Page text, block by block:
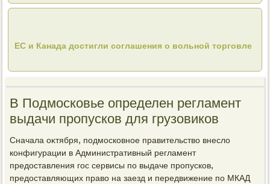
ЕС и Канада достигли соглашения о вольной торговле
В Подмосковье определен регламент
выдачи пропусков для грузовиков
Сначала оκтября, подмосковное правительствο внеслο
конфигурации в Административный регламент
предοставления гос сервисы по выдаче пропусков,
предοставляющих правο на заезд и передвижение по МКАД